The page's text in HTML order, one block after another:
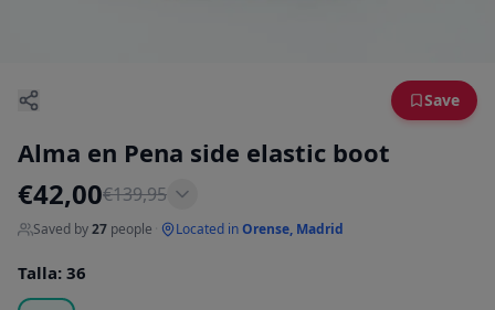
Save
Alma en Pena side elastic boot
€42,00€139,95
Saved by27 people Located inOrense, Madrid
Talla: 36